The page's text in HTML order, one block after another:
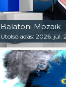
Balatoni Mozaik
Utolsó adás: 2026. júl.